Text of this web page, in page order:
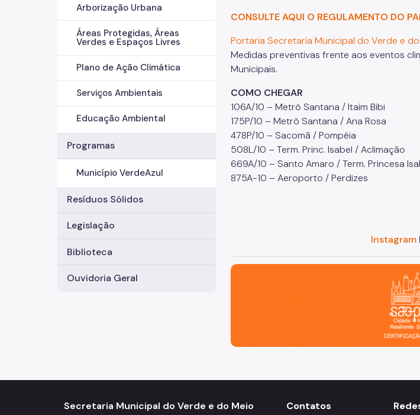
Arborização Urbana
Áreas Protegidas, Áreas
Verdes e Espaços Livres
Plano de Ação Climática
Serviços Ambientais
Educação Ambiental
Programas
Município VerdeAzul
Resíduos Sólidos
Legislação
Biblioteca
Ouvidoria Geral
CONSULTE AQUI O REGULAMENTO DO
Portaria Secretaria Municipal do Verde e
Medidas preventivas frente aos eventos
Municipais.
COMO CHEGAR
106A/10 – Metrô Santana / Itaim Bibi
175P/10 – Metrô Santana / Ana Rosa
478P/10 – Sacomã / Pompéia
508L/10 – Term. Princ. Isabel / Aclimação
669A/10 – Santo Amaro / Term. Princesa
875A-10 – Aeroporto / Perdizes
InstagramI
São Paulo, cidade inteligente, resiliente e
Secretaria Municipal do Verde e do Meio
Contatos